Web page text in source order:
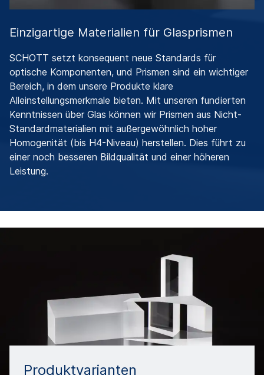
Einzigartige Materialien für Glasprismen
SCHOTT setzt konsequent neue Standards für
optische Komponenten, und Prismen sind ein wichtiger
Bereich, in dem unsere Produkte klare
Alleinstellungsmerkmale bieten. Mit unseren fundierten
Kenntnissen über Glas können wir Prismen aus Nicht-
Standardmaterialien mit außergewöhnlich hoher
Homogenität (bis H4-Niveau) herstellen. Dies führt zu
einer noch besseren Bildqualität und einer höheren
Leistung.
Produktvarianten